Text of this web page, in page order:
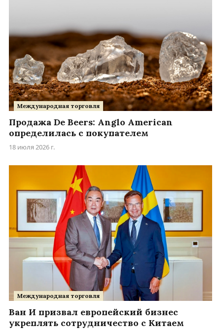
Международная торговля
Продажа De Beers: Anglo American
определилась с покупателем
18 июля 2026 г.
Международная торговля
Ван И призвал европейский бизнес
укреплять сотрудничество с Китаем